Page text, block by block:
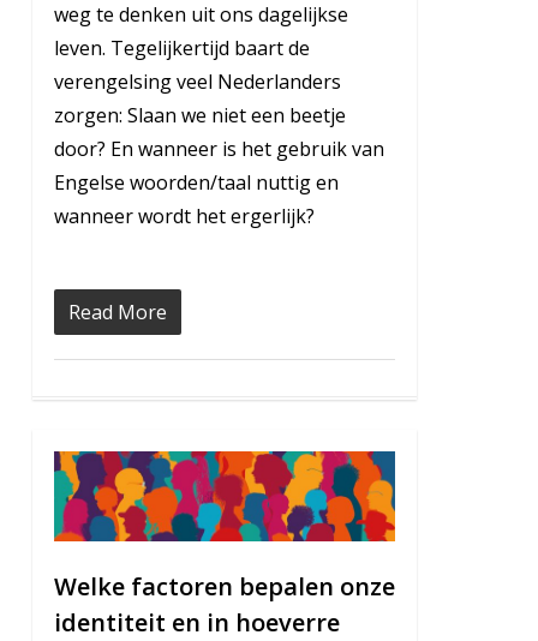
weg te denken uit ons dagelijkse
leven. Tegelijkertijd baart de
verengelsing veel Nederlanders
zorgen: Slaan we niet een beetje
door? En wanneer is het gebruik van
Engelse woorden/taal nuttig en
wanneer wordt het ergerlijk?
Read More
Welke factoren bepalen onze
identiteit en in hoeverre
0